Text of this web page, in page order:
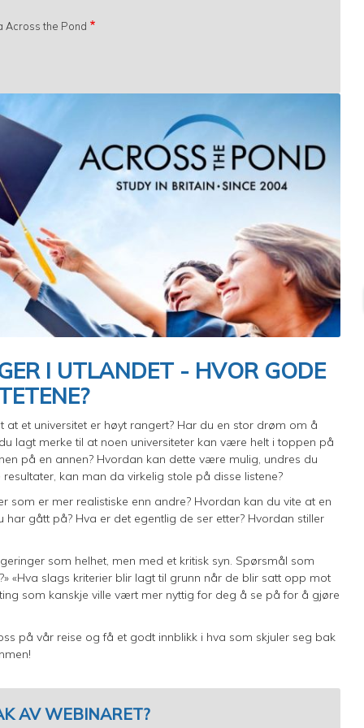
Across the Pond
I UTLANDET - HVOR GODE
at et universitet er høyt rangert? Har du en stor drøm om å
lagt merke til at noen universiteter kan være helt i toppen på
på en annen? Hvordan kan dette være mulig, undres du
kan man da virkelig stole på disse listene?
som er mer realistiske enn andre? Hvordan kan du vite at en
gått på? Hva er det egentlig de ser etter? Hvordan stiller
som helhet, men med et kritisk syn. Spørsmål som
«Hva slags kriterier blir lagt til grunn når de blir satt opp mot
som kanskje ville vært mer nyttig for deg å se på for å gjøre
på vår reise og få et godt innblikk i hva som skjuler seg bak
AV WEBINARET?